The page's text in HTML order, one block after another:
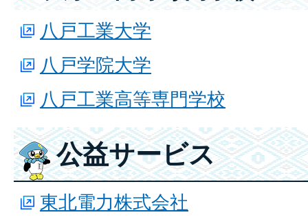
八戸工業大学
八戸学院大学
八戸工業高等専門学校
公益サービス
東北電力株式会社